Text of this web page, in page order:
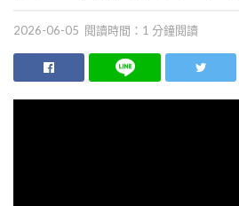
2026-06-05 閱讀時間：1 分鐘閱讀